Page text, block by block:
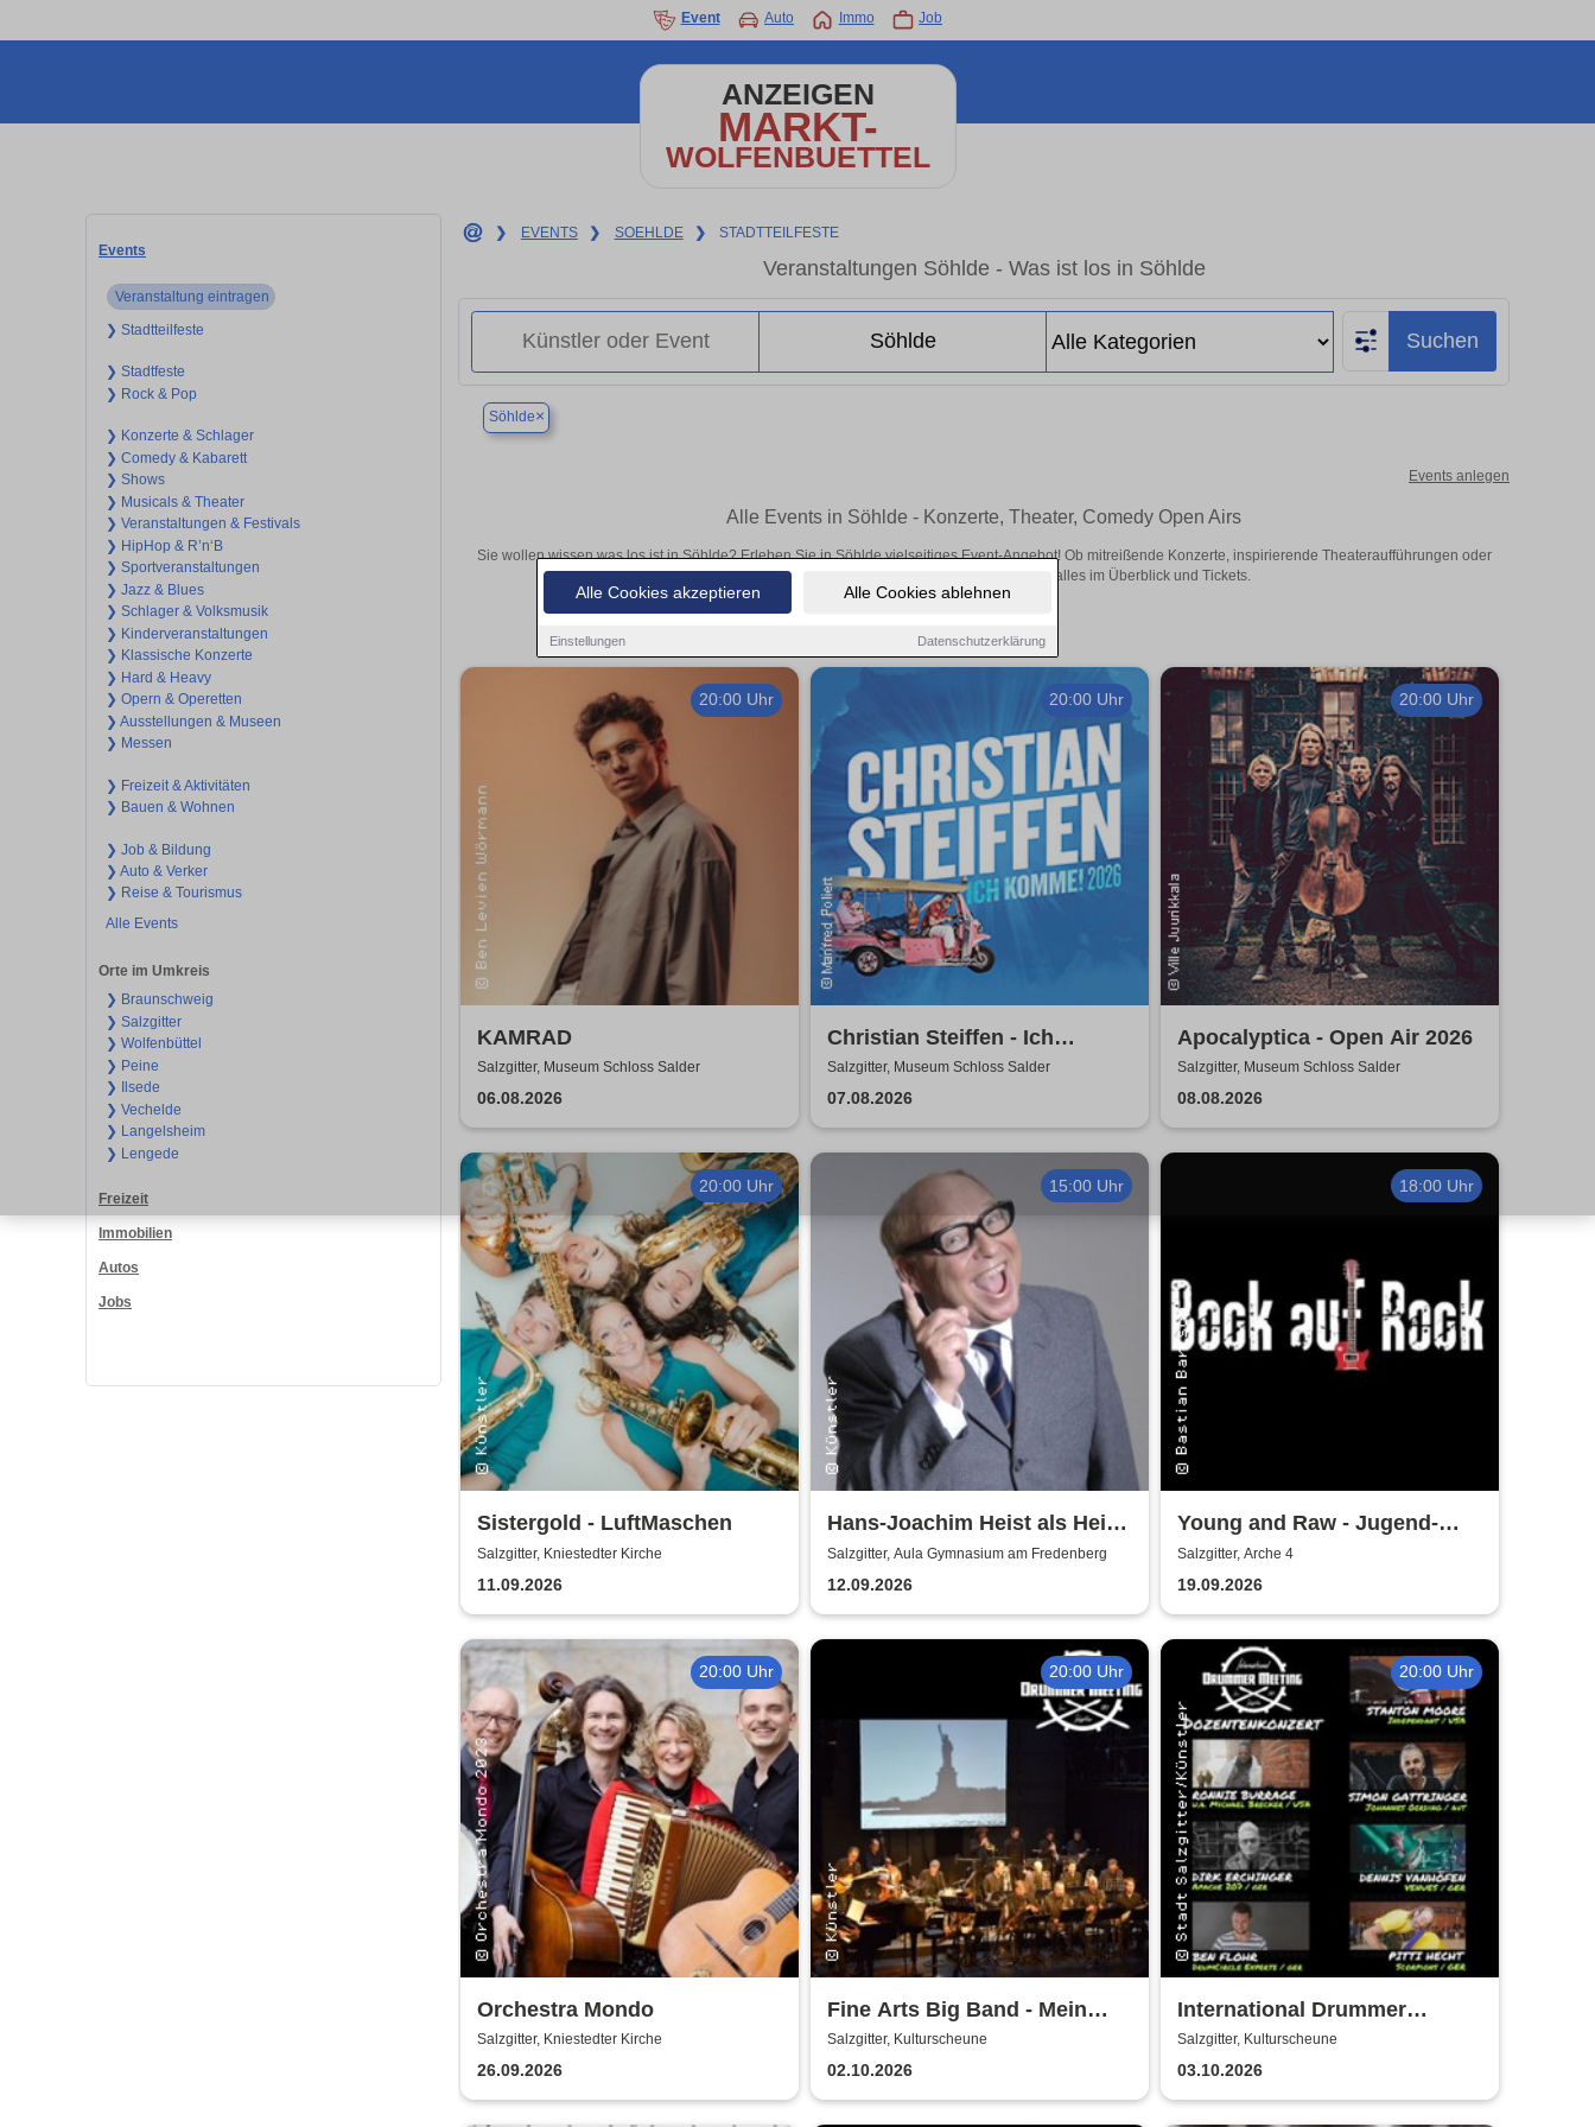
Alle Cookies akzeptieren Alle Cookies ablehnen
Einstellungen Datenschutzerklärung
Event Auto Immo Job
ANZEIGEN
MARKT-
WOLFENBUETTEL
Events
Veranstaltung eintragen
❯ Stadtteilfeste
❯ Stadtfeste
❯ Rock & Pop
❯ Konzerte & Schlager
❯ Comedy & Kabarett
❯ Shows
❯ Musicals & Theater
❯ Veranstaltungen & Festivals
❯ HipHop & R’n‘B
❯ Sportveranstaltungen
❯ Jazz & Blues
❯ Schlager & Volksmusik
❯ Kinderveranstaltungen
❯ Klassische Konzerte
❯ Hard & Heavy
❯ Opern & Operetten
❯ Ausstellungen & Museen
❯ Messen
❯ Freizeit & Aktivitäten
❯ Bauen & Wohnen
❯ Job & Bildung
❯ Auto & Verker
❯ Reise & Tourismus
Alle Events
Orte im Umkreis
❯ Braunschweig
❯ Salzgitter
❯ Wolfenbüttel
❯ Peine
❯ Ilsede
❯ Vechelde
❯ Langelsheim
❯ Lengede
Freizeit
Immobilien
Autos
Jobs
❯ EVENTS ❯ SOEHLDE ❯ STADTTEILFESTE
Veranstaltungen Söhlde - Was ist los in Söhlde
Suchen
Söhlde×
Events anlegen
Alle Events in Söhlde - Konzerte, Theater, Comedy Open Airs
Sie wollen wissen was los ist in Söhlde? Erleben Sie in Söhlde vielseitiges Event-Angebot! Ob mitreißende Konzerte, inspirierende Theateraufführungen oder
aufregende Veranstaltungen in Söhlde – hier finden alles im Überblick und Tickets.
20:00 Uhr
KAMRAD
Salzgitter, Museum Schloss Salder
06.08.2026
20:00 Uhr
Christian Steiffen - Ich
komme! 2026
Salzgitter, Museum Schloss Salder
07.08.2026
20:00 Uhr
Apocalyptica - Open Air 2026
Salzgitter, Museum Schloss Salder
08.08.2026
20:00 Uhr
Sistergold - LuftMaschen
Salzgitter, Kniestedter Kirche
11.09.2026
15:00 Uhr
Hans-Joachim Heist als Heinz
Erhard - Noch'n Gedicht
Salzgitter, Aula Gymnasium am Fredenberg
12.09.2026
18:00 Uhr
Young and Raw - Jugend-
Konzert
Salzgitter, Arche 4
19.09.2026
20:00 Uhr
Orchestra Mondo
Salzgitter, Kniestedter Kirche
26.09.2026
20:00 Uhr
Fine Arts Big Band - Mein
amerikanischer Traum - True
Stories
Salzgitter, Kulturscheune
02.10.2026
20:00 Uhr
International Drummer
Meeting Konzert |
Kulturscheune
Salzgitter, Kulturscheune
03.10.2026